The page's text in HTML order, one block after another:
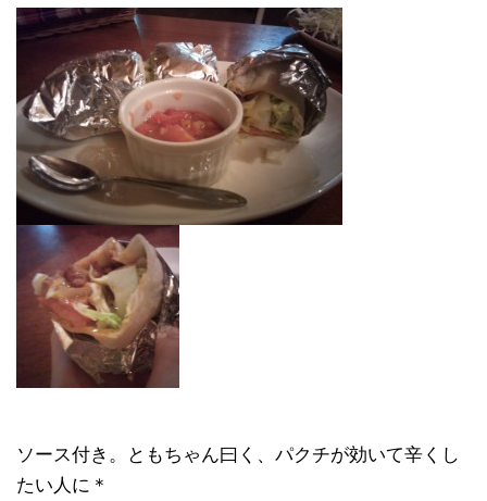
ソース付き。ともちゃん曰く、パクチが効いて辛くし
たい人に＊